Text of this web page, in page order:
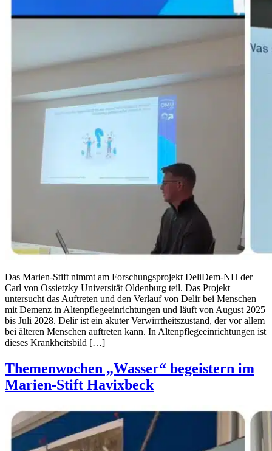
Das Marien-Stift nimmt am Forschungsprojekt DeliDem-NH der
Carl von Ossietzky Universität Oldenburg teil. Das Projekt
untersucht das Auftreten und den Verlauf von Delir bei Menschen
mit Demenz in Altenpflegeeinrichtungen und läuft von August 2025
bis Juli 2028. Delir ist ein akuter Verwirrtheitszustand, der vor allem
bei älteren Menschen auftreten kann. In Altenpflegeeinrichtungen ist
dieses Krankheitsbild […]
Themenwochen „Wasser“ begeistern im
Marien-Stift Havixbeck